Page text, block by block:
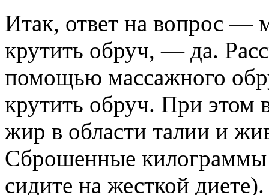
Итак, ответ на вопрос —
крутить обруч, — да.
помощью массажного
крутить обруч. При этом
жир в области талии и
Сброшенные килограммы
сидите на жесткой